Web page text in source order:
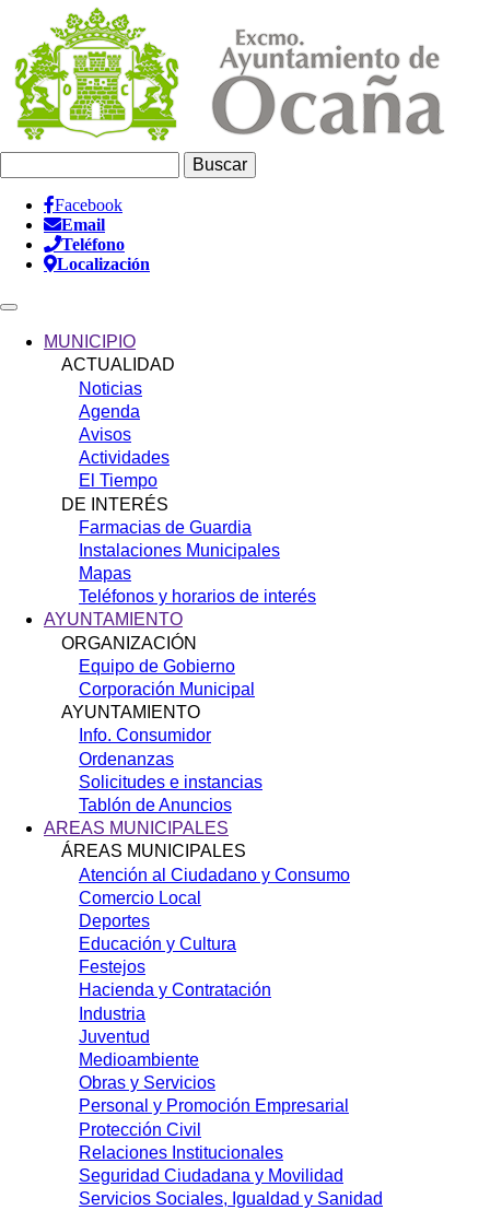
contenido
principal
Información
Header
Facebook
Email
Teléfono
Localización
navigationMUNICIPIO
ACTUALIDAD
Noticias
Agenda
Avisos
Actividades
El Tiempo
DE INTERÉS
Farmacias de Guardia
Instalaciones Municipales
Mapas
Teléfonos y horarios de interés
AYUNTAMIENTO
ORGANIZACIÓN
Equipo de Gobierno
Corporación Municipal
AYUNTAMIENTO
Info. Consumidor
Ordenanzas
Solicitudes e instancias
Tablón de Anuncios
AREAS MUNICIPALES
ÁREAS MUNICIPALES
Atención al Ciudadano y Consumo
Comercio Local
Deportes
Educación y Cultura
Festejos
Hacienda y Contratación
Industria
Juventud
Medioambiente
Obras y Servicios
Personal y Promoción Empresarial
Protección Civil
Relaciones Institucionales
Seguridad Ciudadana y Movilidad
Servicios Sociales, Igualdad y Sanidad